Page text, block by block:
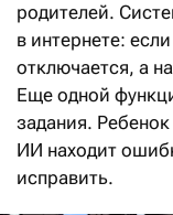
родителей.
в интернете:
отключается, а
Еще одной
задания.
ИИ находит
исправить.